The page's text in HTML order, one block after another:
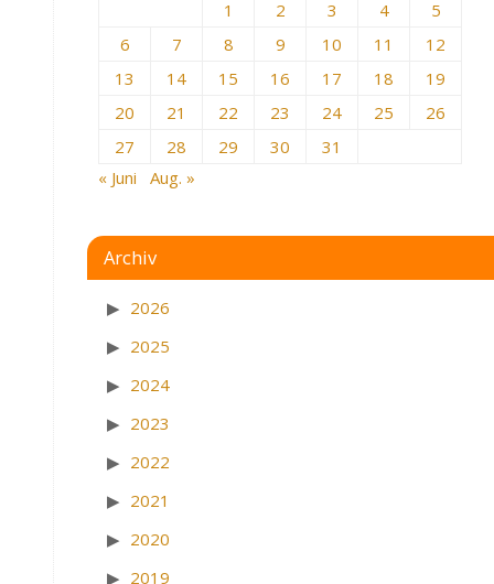
1 2 3 4
5
6
7 8 9 10 11
12
13
14 15 16 17 18
19
20
21 22 23 24 25
26
27
28 29 30
31
« Juni
Aug. »
Archiv
2026
2025
2024
2023
2022
2021
2020
2019